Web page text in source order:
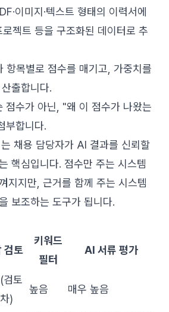
이미지·텍스트 형태의 이력서에
로젝트 등을 구조화된 데이터로 추
항목별로 점수를 매기고, 가중치를
출합니다.
점수가 아닌, "왜 이 점수가 나왔는
부합니다.
는 채용 담당자가 AI 결과를 신뢰할
핵심입니다. 점수만 주는 시스템
지지만, 근거를 함께 주는 시스템
보조하는 도구가 됩니다.
검토
키워드
필터
AI 서류 평가
검토
)
높음 매우 높음